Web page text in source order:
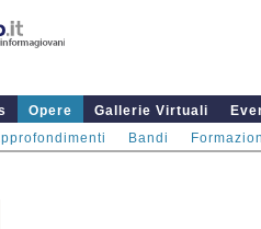
Opere Gallerie Virtuali
Bandi